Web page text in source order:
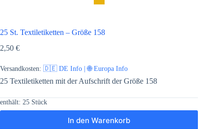
25 St. Textiletiketten – Größe 158
2,50 €
Versandkosten: 🇩🇪 DE Info | 🌐 Europa Info
25 Textiletiketten mit der Aufschrift der Größe 158
enthält: 25 Stück
In den Warenkorb